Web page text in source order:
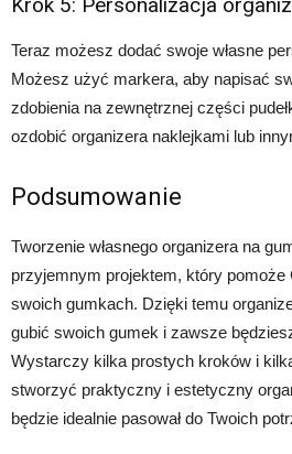
Krok 5: Personalizacja
Teraz możesz dodać swoje własne
Możesz użyć markera, aby napisać
zdobienia na zewnętrznej części
ozdobić organizera naklejkami lub
Podsumowanie
Tworzenie własnego organizera na
przyjemnym projektem, który
swoich gumkach. Dzięki temu
gubić swoich gumek i zawsze
Wystarczy kilka prostych kroków i
stworzyć praktyczny i estetyczny
będzie idealnie pasował do Twoich